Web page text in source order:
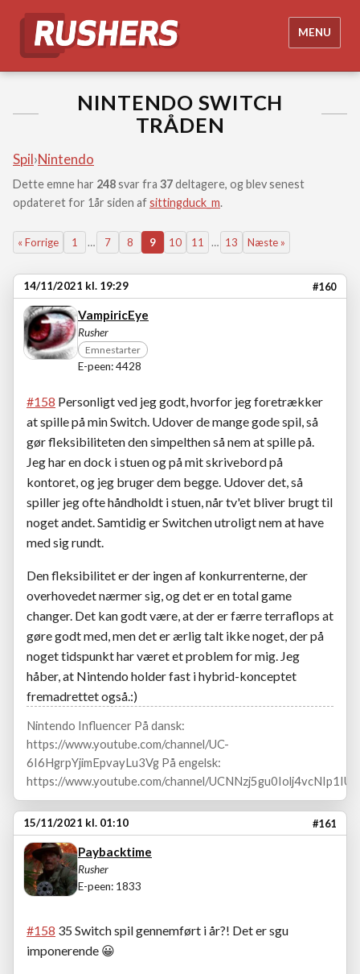
MENU
NINTENDO SWITCH
TRÅDEN
Spil›Nintendo
Dette emne har 248svar fra 37deltagere, og blev senest
opdateret for 1år siden afsittingduck_m.
« Forrige 1 … 7 8 9 10 11 … 13 Næste »
14/11/2021 kl. 19:29 #160
VampiricEye
Rusher
Emnestarter
E-peen: 4428
#158 Personligt ved jeg godt, hvorfor jeg foretrækker
at spille på min Switch. Udover de mange gode spil, så
gør fleksibiliteten den simpelthen så nem at spille på.
Jeg har en dock i stuen og på mit skrivebord på
kontoret, og jeg bruger dem begge. Udover det, så
spiller jeg ofte håndholdt i stuen, når tv'et bliver brugt til
noget andet. Samtidig er Switchen utroligt nem at have
med sig rundt.
Den fleksibilitet er der ingen af konkurrenterne, der
overhovedet nærmer sig, og det er en total game
changer. Det kan godt være, at der er færre terraflops at
gøre godt med, men det er ærlig talt ikke noget, der på
noget tidspunkt har været et problem for mig. Jeg
håber, at Nintendo holder fast i hybrid-konceptet
fremadrettet også.:)
Nintendo Influencer På dansk:
https://www.youtube.com/channel/UC-
6I6HgrpYjimEpvayLu3Vg På engelsk:
https://www.youtube.com/channel/UCNNzj5gu0Iolj4vcNIp1IUA
15/11/2021 kl. 01:10 #161
Paybacktime
Rusher
E-peen: 1833
#158 35 Switch spil gennemført i år?! Det er sgu
imponerende 😀